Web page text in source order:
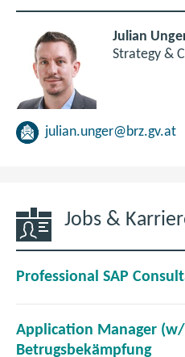
Julian
Strategy &
julian.unger@brz.gv.at
Jobs &
Professional SAP
Application Manager
Betrugsbekämpfung(